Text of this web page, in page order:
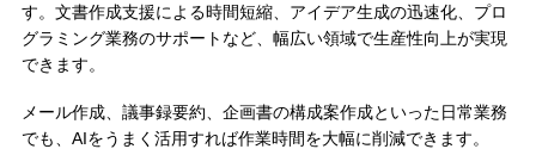
す。文書作成支援による時間短縮、アイデア生成の迅速化、プロ
グラミング業務のサポートなど、幅広い領域で生産性向上が実現
できます。
メール作成、議事録要約、企画書の構成案作成といった日常業務
でも、AIをうまく活用すれば作業時間を大幅に削減できます。